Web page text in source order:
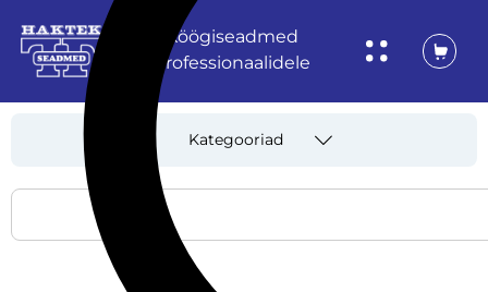
Köögiseadmed
professionaalidele
Kategooriad